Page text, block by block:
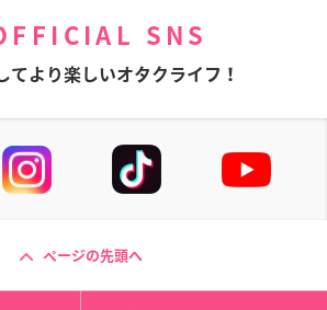
SNS
てより楽しいオタクライフ！
ページの先頭へ